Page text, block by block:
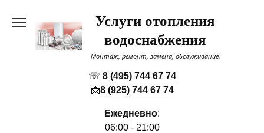
содержанию
Услуги отопления
водоснабжения
Монтаж, ремонт, замена, обслуживание.
☏ 8 (495) 744 67 74
📩8 (925) 744 67 74
Ежедневно:
06:00 - 21:00